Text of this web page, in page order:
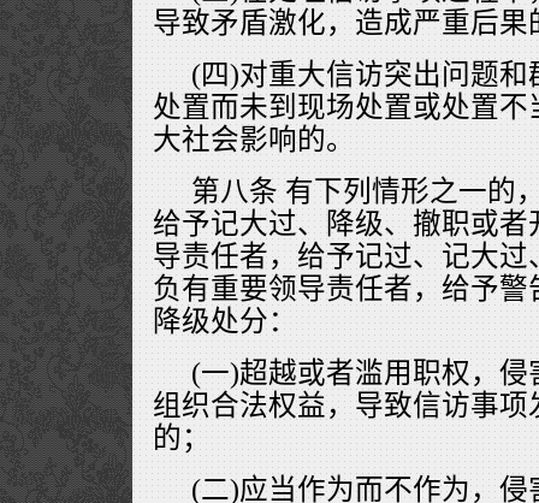
导致矛盾激化，造成严重后果
(四)对重大信访突出问题
处置而未到现场处置或处置
大社会影响的。
第八条 有下列情形之一的
给予记大过、降级、撤职或
导责任者，给予记过、记大
负有重要领导责任者，给予
降级处分：
(一)超越或者滥用职权，
组织合法权益，导致信访事
的；
(二)应当作为而不作为，